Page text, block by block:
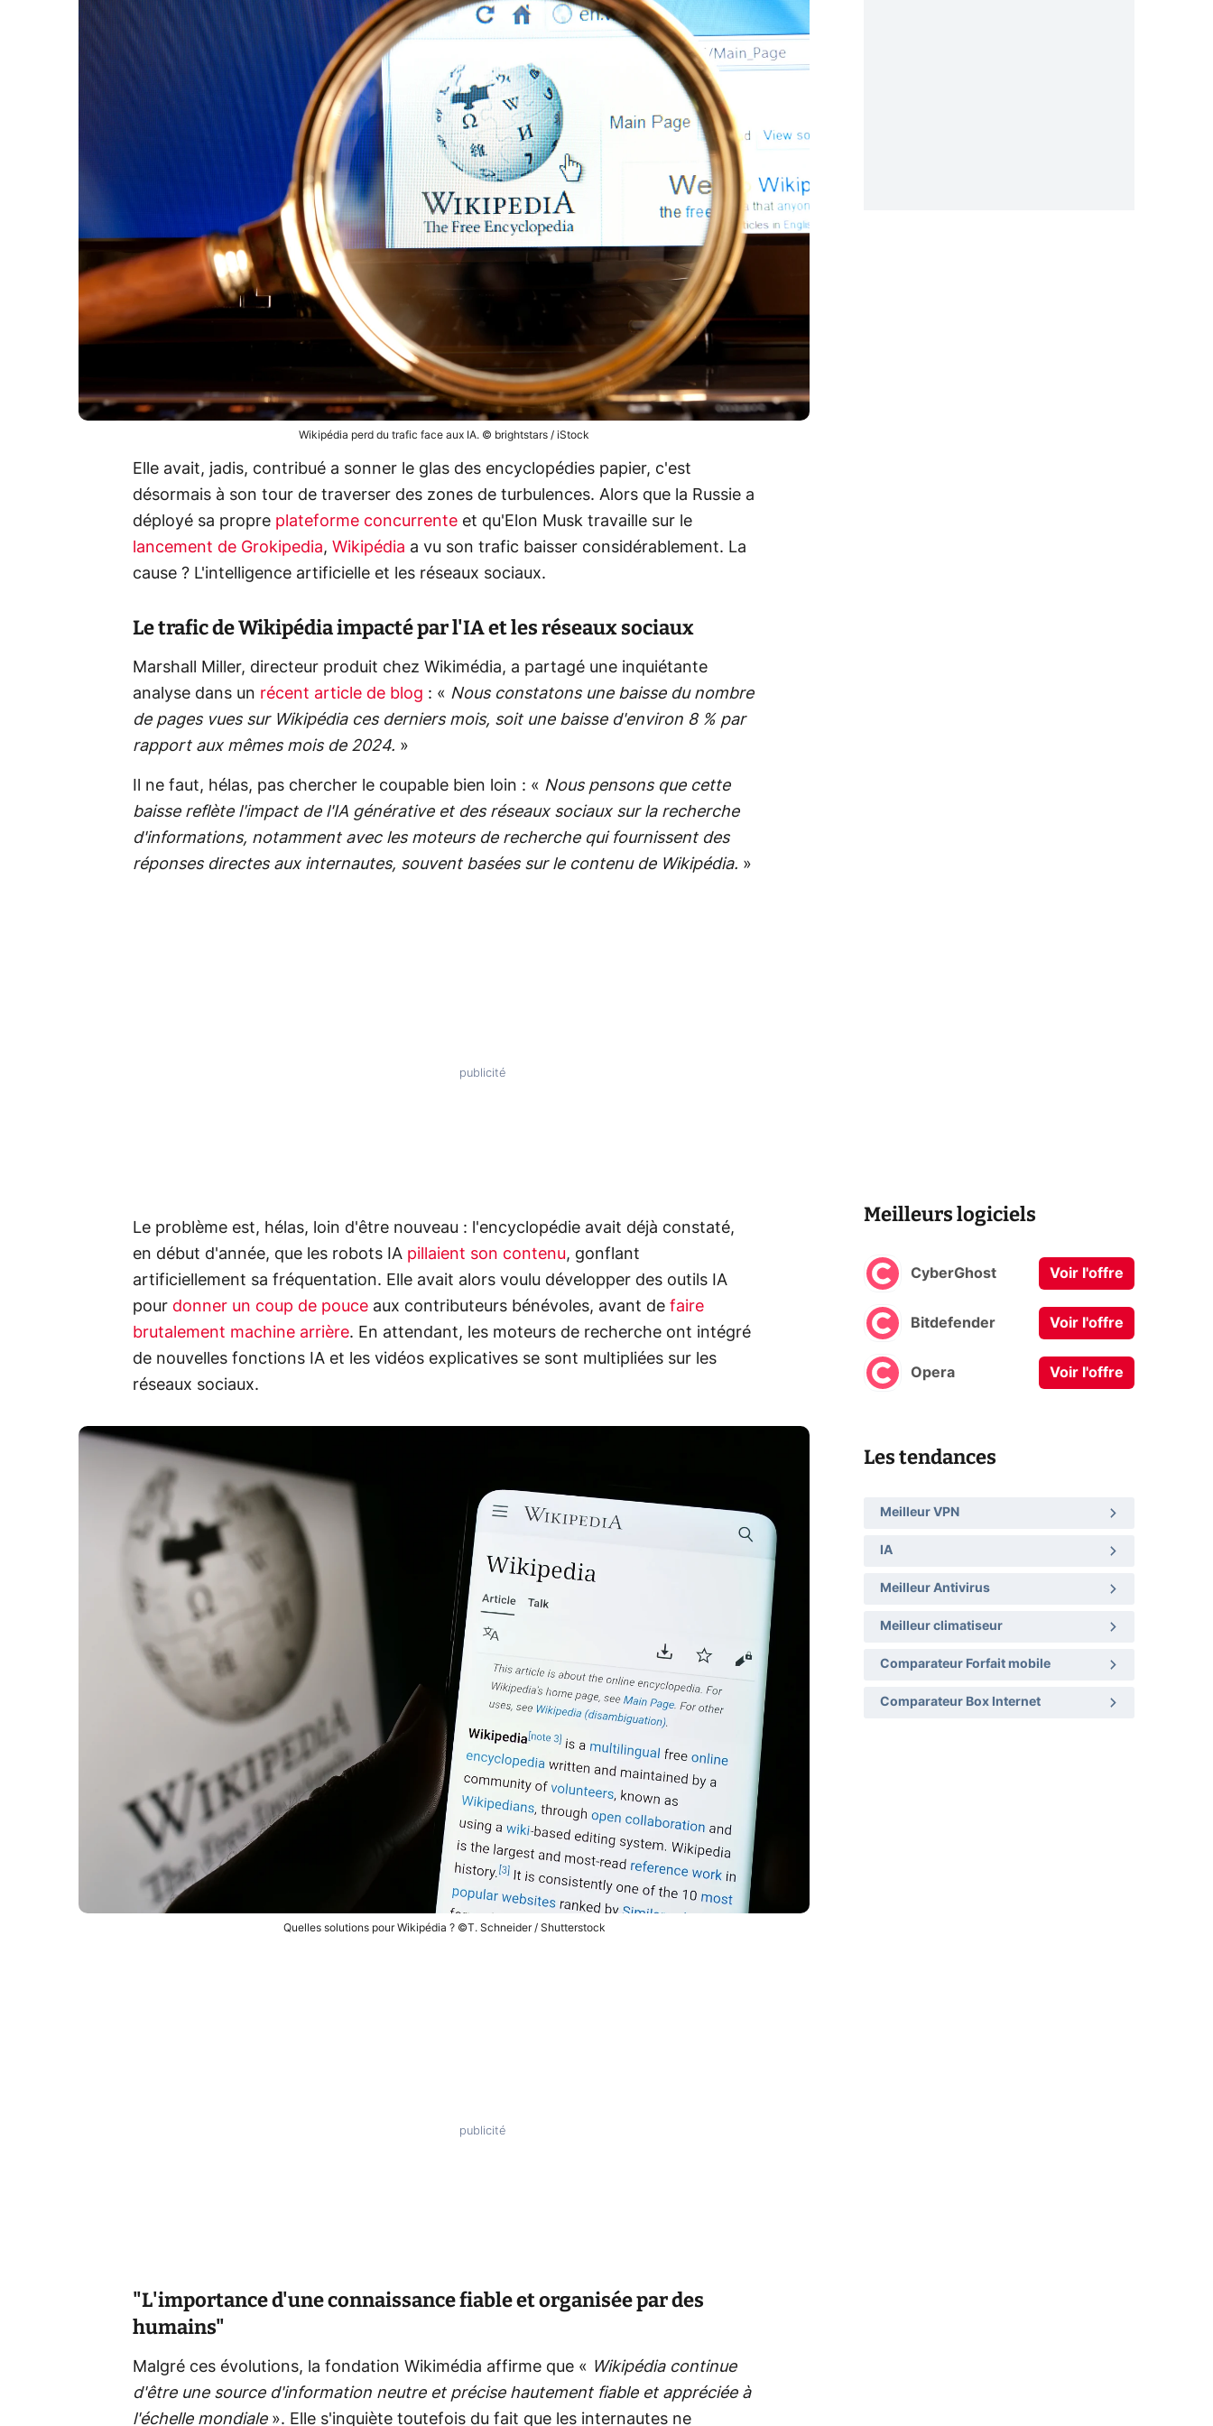
Wikipédia perd du trafic face aux IA. © brightstars / iStock
Elle avait, jadis, contribué a sonner le glas des encyclopédies papier, c'est
désormais à son tour de traverser des zones de turbulences. Alors que la Russie a
déployé sa propre plateforme concurrente et qu'Elon Musk travaille sur le
lancement de Grokipedia, Wikipédia a vu son trafic baisser considérablement. La
cause ? L'intelligence artificielle et les réseaux sociaux.
Le trafic de Wikipédia impacté par l'IA et les réseaux sociaux
Marshall Miller, directeur produit chez Wikimédia, a partagé une inquiétante
analyse dans un récent article de blog : « Nous constatons une baisse du nombre
de pages vues sur Wikipédia ces derniers mois, soit une baisse d'environ 8 % par
rapport aux mêmes mois de 2024. »
Il ne faut, hélas, pas chercher le coupable bien loin : « Nous pensons que cette
baisse reflète l'impact de l'IA générative et des réseaux sociaux sur la recherche
d'informations, notamment avec les moteurs de recherche qui fournissent des
réponses directes aux internautes, souvent basées sur le contenu de Wikipédia. »
Le problème est, hélas, loin d'être nouveau : l'encyclopédie avait déjà constaté,
en début d'année, que les robots IA pillaient son contenu, gonflant
artificiellement sa fréquentation. Elle avait alors voulu développer des outils IA
pour donner un coup de pouce aux contributeurs bénévoles, avant de faire
brutalement machine arrière. En attendant, les moteurs de recherche ont intégré
de nouvelles fonctions IA et les vidéos explicatives se sont multipliées sur les
réseaux sociaux.
Quelles solutions pour Wikipédia ? ©T. Schneider / Shutterstock
"L'importance d'une connaissance fiable et organisée par des
humains"
Malgré ces évolutions, la fondation Wikimédia affirme que « Wikipédia continue
d'être une source d'information neutre et précise hautement fiable et appréciée à
l'échelle mondiale». Elle s'inquiète toutefois du fait que les internautes ne
Meilleurs logiciels
CyberGhost Voir l'offre
Bitdefender Voir l'offre
Opera Voir l'offre
Les tendances
Meilleur VPN
IA
Meilleur Antivirus
Meilleur climatiseur
Comparateur Forfait mobile
Comparateur Box Internet